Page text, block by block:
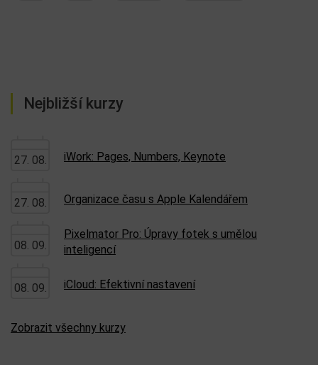
Nejbližší kurzy
27. 08. iWork: Pages, Numbers, Keynote
27. 08. Organizace času s Apple Kalendářem
08. 09.
Pixelmator Pro: Úpravy fotek s umělou
inteligencí
08. 09. iCloud: Efektivní nastavení
Zobrazit všechny kurzy